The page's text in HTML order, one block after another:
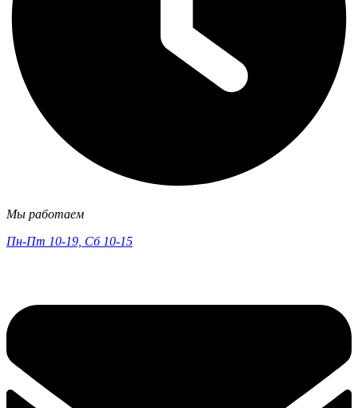
Мы работаем
Пн-Пт 10-19, Сб 10-15